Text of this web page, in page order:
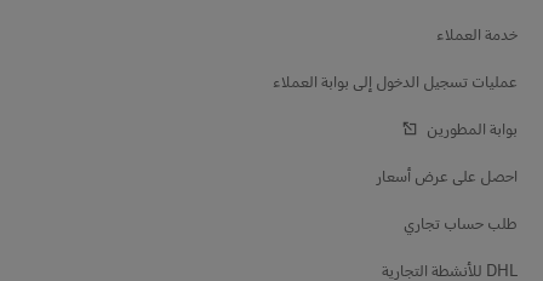
خدمة العملاء
عمليات تسجيل الدخول إلى بوابة العملاء
بوابة المطورين
احصل على عرض أسعار
طلب حساب تجاري
DHL للأنشطة التجارية